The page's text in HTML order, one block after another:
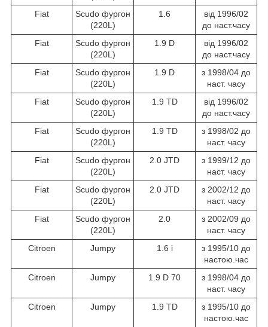
Fiat
Scudo фургон
(220L)
1.6
від 1996/02
до наст.часу
Fiat
Scudo фургон
(220L)
1.9 D
від 1996/02
до наст.часу
Fiat
Scudo фургон
(220L)
1.9 D
з 1998/04 до
наст. часу
Fiat
Scudo фургон
(220L)
1.9 TD
від 1996/02
до наст.часу
Fiat
Scudo фургон
(220L)
1.9 TD
з 1998/02 до
наст. часу
Fiat
Scudo фургон
(220L)
2.0 JTD
з 1999/12 до
наст. часу
Fiat
Scudo фургон
(220L)
2.0 JTD
з 2002/12 до
наст. часу
Fiat
Scudo фургон
(220L)
2.0
з 2002/09 до
наст. часу
Citroen
Jumpy 1.6 i
з 1995/10 до
настою.час
Citroen
Jumpy 1.9 D 70
з 1998/04 до
наст. часу
Citroen
Jumpy 1.9 TD
з 1995/10 до
настою.час